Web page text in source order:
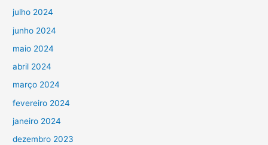
julho 2024
junho 2024
maio 2024
abril 2024
março 2024
fevereiro 2024
janeiro 2024
dezembro 2023